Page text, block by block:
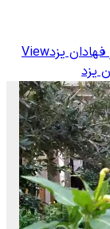
یزدView
یزد